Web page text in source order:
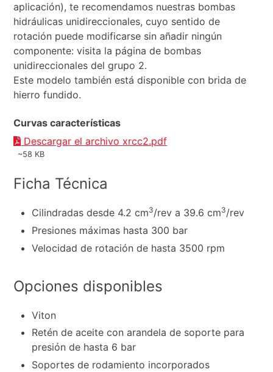
aplicación), te recomendamos nuestras bombas
hidráulicas unidireccionales, cuyo sentido de
rotación puede modificarse sin añadir ningún
componente: visita la página de bombas
unidireccionales del grupo 2.
Este modelo también está disponible con brida de
hierro fundido.
Curvas características
Descargar el archivo xrcc2.pdf
~58 KB
Ficha Técnica
Cilindradas desde 4.2 cm3/rev a 39.6 cm3/rev
Presiones máximas hasta 300 bar
Velocidad de rotación de hasta 3500 rpm
Opciones disponibles
Viton
Retén de aceite con arandela de soporte para
presión de hasta 6 bar
Soportes de rodamiento incorporados